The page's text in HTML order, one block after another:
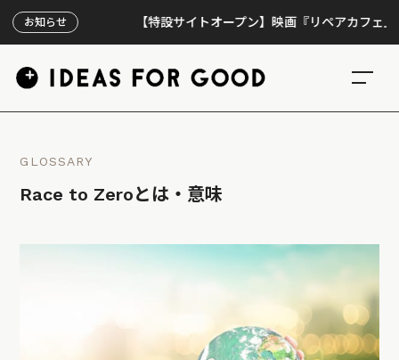
お知らせ 【特設サイトオープン】映画『リペアカフェ』、上映
GLOSSARY
Race to Zeroとは・意味